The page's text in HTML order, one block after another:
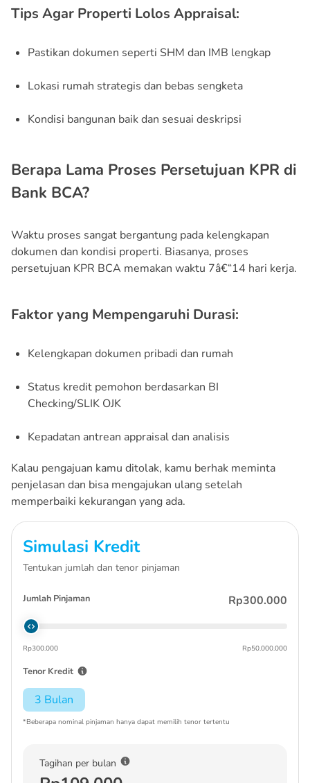
Tips Agar Properti Lolos Appraisal:
Pastikan dokumen seperti SHM dan IMB lengkap
Lokasi rumah strategis dan bebas sengketa
Kondisi bangunan baik dan sesuai deskripsi
Berapa Lama Proses Persetujuan KPR di
Bank BCA?
Waktu proses sangat bergantung pada kelengkapan
dokumen dan kondisi properti. Biasanya, proses
persetujuan KPR BCA memakan waktu 7â€“14 hari kerja.
Faktor yang Mempengaruhi Durasi:
Kelengkapan dokumen pribadi dan rumah
Status kredit pemohon berdasarkan BI
Checking/SLIK OJK
Kepadatan antrean appraisal dan analisis
Kalau pengajuan kamu ditolak, kamu berhak meminta
penjelasan dan bisa mengajukan ulang setelah
memperbaiki kekurangan yang ada.
Simulasi Kredit
Tentukan jumlah dan tenor pinjaman
Jumlah Pinjaman Rp300.000
Rp300.000 Rp50.000.000
Tenor Kredit
3 Bulan
*Beberapa nominal pinjaman hanya dapat memilih tenor tertentu
Tagihan per bulan